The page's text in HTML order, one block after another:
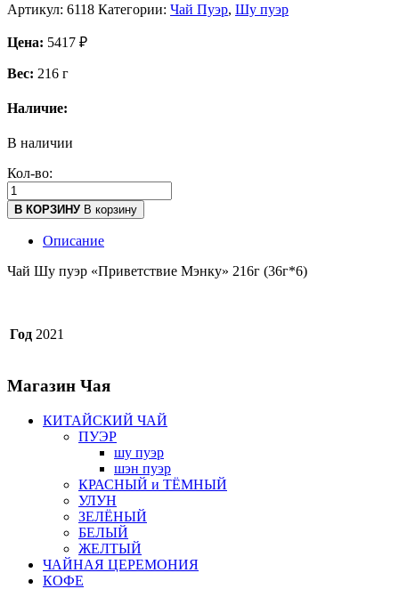
Артикул: 6118 Категории: Чай Пуэр, Шу пуэр
Цена: 5417 ₽
Вес: 216 г
Наличие:
В наличии
Кол-во:
В КОРЗИНУ В корзину
Описание
Чай Шу пуэр «Приветствие Мэнку» 216г (36г*6)
Год 2021
Магазин Чая
КИТАЙСКИЙ ЧАЙ
ПУЭР
шу пуэр
шэн пуэр
КРАСНЫЙ и ТЁМНЫЙ
УЛУН
ЗЕЛЁНЫЙ
БЕЛЫЙ
ЖЕЛТЫЙ
ЧАЙНАЯ ЦЕРЕМОНИЯ
КОФЕ